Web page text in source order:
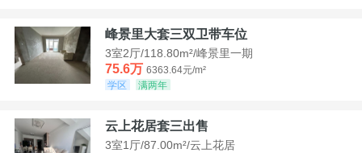
峰景里大套三双卫带车位
3室2厅/118.80m²/峰景里一期
75.6万 6363.64元/m²
学区
满两年
云上花居套三出售
3室1厅/87.00m²/云上花居